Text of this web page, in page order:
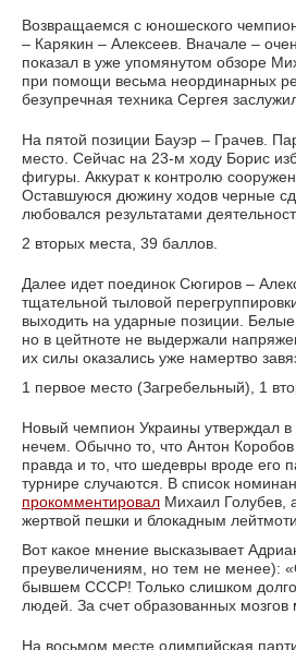
Возвращаемся с юношеского
– Карякин – Алексеев. Вначале –
показал в уже упомянутом обзоре
при помощи весьма неординарных
безупречная техника Сергея
На пятой позиции Бауэр – Грачев.
место. Сейчас на 23-м ходу Борис
фигуры. Аккурат к контролю
Оставшуюся дюжину ходов черные
любовался результатами
2 вторых места, 39 баллов.
Далее идет поединок Сюгиров –
тщательной тыловой
выходить на ударные позиции.
но в цейтноте не выдержали
их силы оказались уже намертво
1 первое место (Загребельный), 1
Новый чемпион Украины утверждал в
нечем. Обычно то, что Антон
правда и то, что шедевры вроде его
турнире случаются. В список
прокомментировал Михаил Голубев,
жертвой пешки и блокадным
Вот какое мнение высказывает
преувеличениям, но тем не менее):
бывшем СССР! Только слишком
людей. За счет образованных
На восьмом месте олимпийская